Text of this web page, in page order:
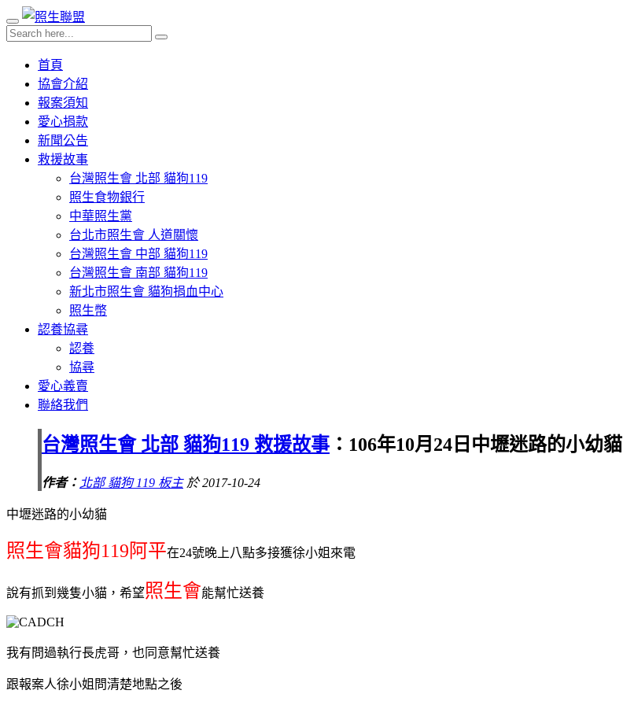
首頁
協會介紹
報案須知
愛心捐款
新聞公告
救援故事
台灣照生會 北部 貓狗119
照生食物銀行
中華照生黨
台北市照生會 人道關懷
台灣照生會 中部 貓狗119
台灣照生會 南部 貓狗119
新北市照生會 貓狗捐血中心
照生幣
認養協尋
認養
協尋
愛心義賣
聯絡我們
台灣照生會 北部 貓狗119 救援故事 ：106年10月24日中壢迷路的小幼貓
作者： 北部 貓狗 119 板主於 2017-10-24
中壢迷路的小幼貓
照生會貓狗119阿平在24號晚上八點多接獲徐小姐來電
說有抓到幾隻小貓，希望照生會能幫忙送養
我有問過執行長虎哥，也同意幫忙送養
跟報案人徐小姐問清楚地點之後